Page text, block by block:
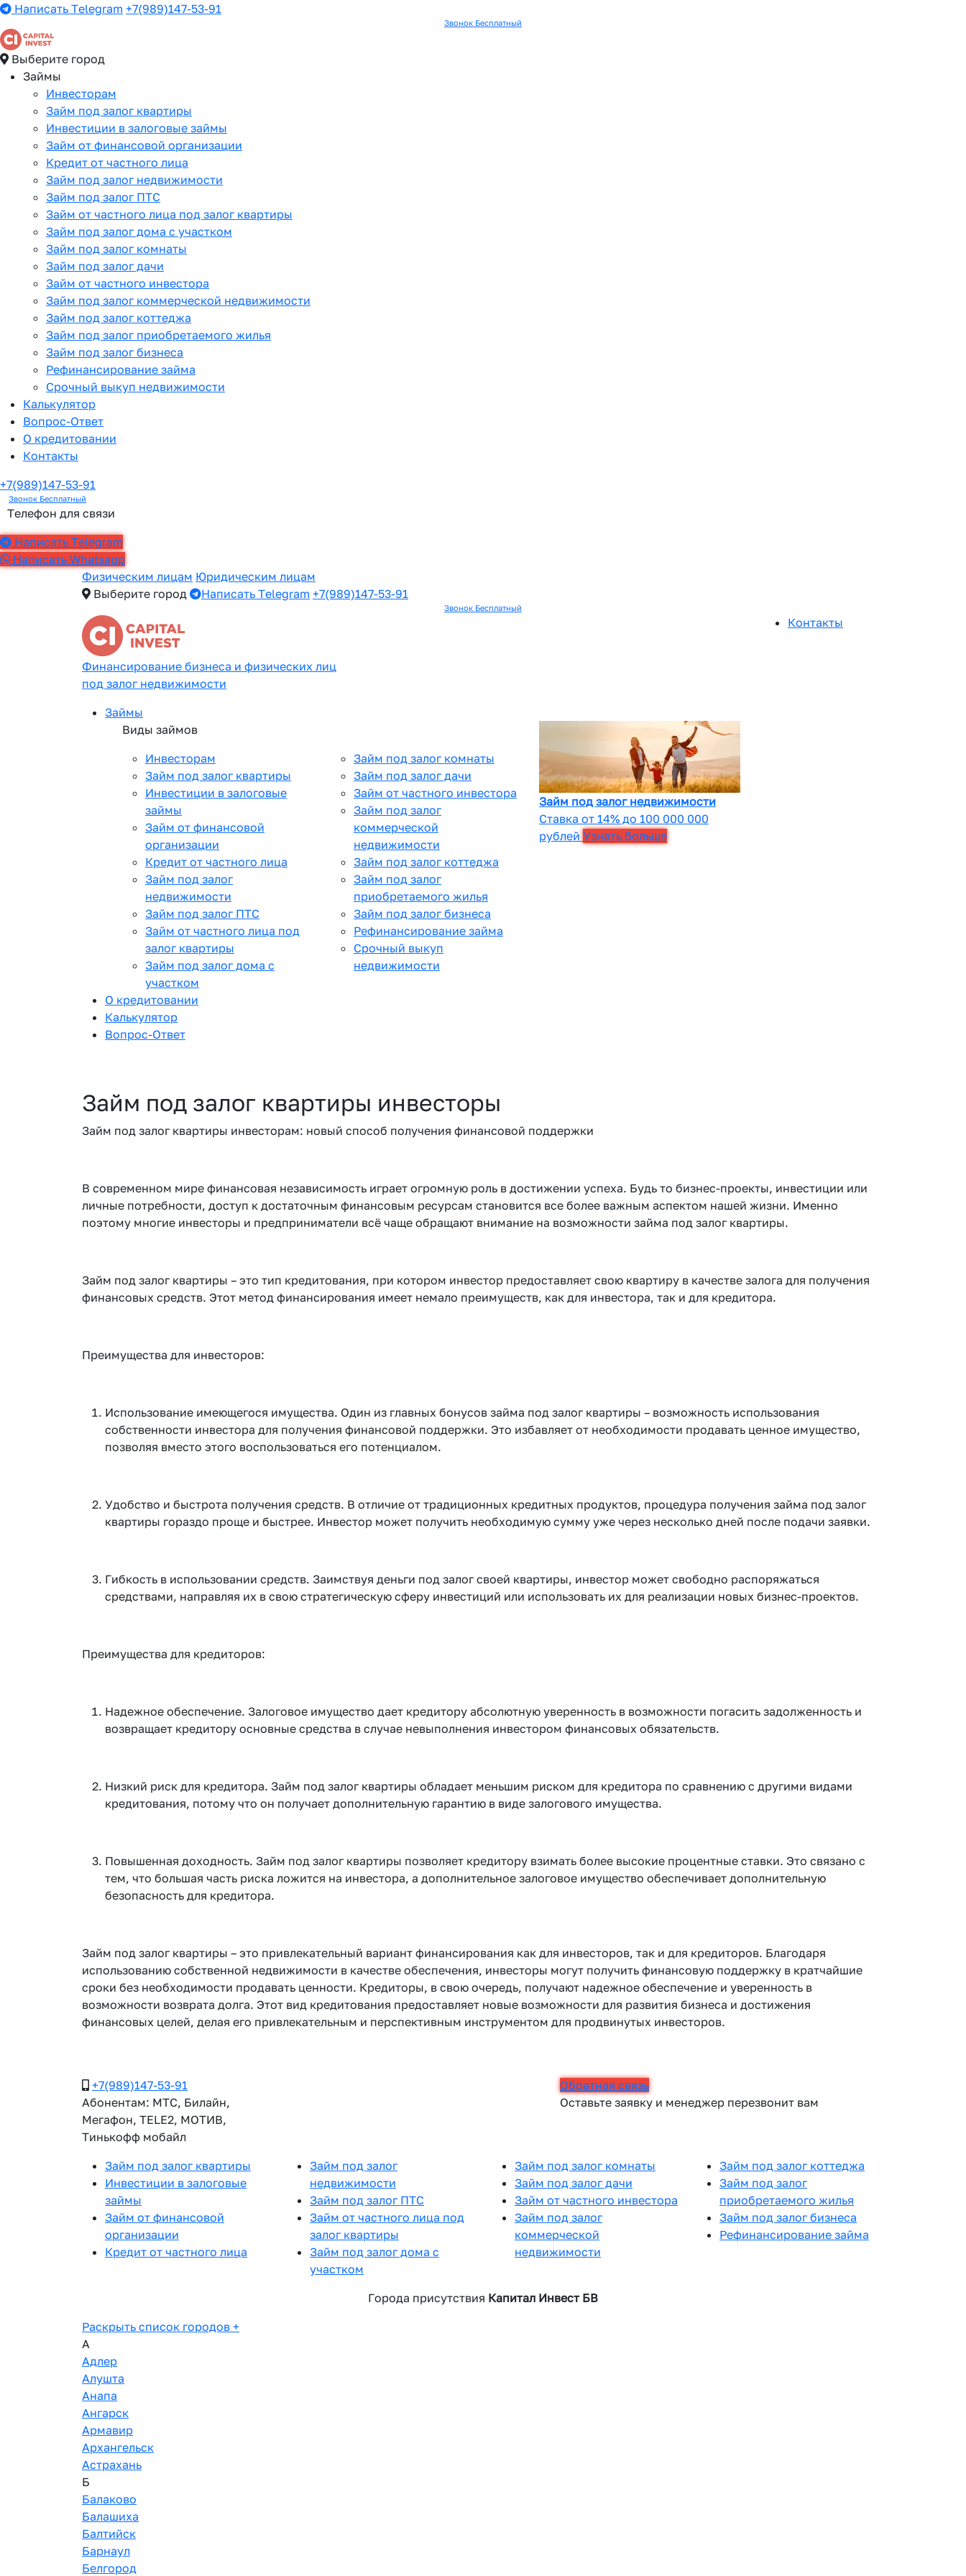
Написать Telegram +7(989)147-53-91
Звонок Бесплатный
Выберите город
Займы
Инвесторам
Займ под залог квартиры
Инвестиции в залоговые займы
Займ от финансовой организации
Кредит от частного лица
Займ под залог недвижимости
Займ под залог ПТС
Займ от частного лица под залог квартиры
Займ под залог дома с участком
Займ под залог комнаты
Займ под залог дачи
Займ от частного инвестора
Займ под залог коммерческой недвижимости
Займ под залог коттеджа
Займ под залог приобретаемого жилья
Займ под залог бизнеса
Рефинансирование займа
Срочный выкуп недвижимости
Калькулятор
Вопрос-Ответ
О кредитовании
Контакты
+7(989)147-53-91
Звонок Бесплатный
Телефон для связи
Написать Telegram
Написать Whatsapp
Физическим лицам Юридическим лицам
Выберите город
Написать Telegram +7(989)147-53-91
Звонок Бесплатный
Финансирование бизнеса и физических лиц
под залог недвижимости
Займы
Виды займов
Инвесторам
Займ под залог квартиры
Инвестиции в залоговые
займы
Займ от финансовой
организации
Кредит от частного лица
Займ под залог
недвижимости
Займ под залог ПТС
Займ от частного лица под
залог квартиры
Займ под залог дома с
участком
Займ под залог комнаты
Займ под залог дачи
Займ от частного инвестора
Займ под залог
коммерческой
недвижимости
Займ под залог коттеджа
Займ под залог
приобретаемого жилья
Займ под залог бизнеса
Рефинансирование займа
Срочный выкуп
недвижимости
Займ под залог недвижимости
Ставка от 14% до 100 000 000
рублей Узнать больше
О кредитовании
Калькулятор
Вопрос-Ответ
Контакты
Займ под залог квартиры инвесторы
Займ под залог квартиры инвесторам: новый способ получения финансовой поддержки
В современном мире финансовая независимость играет огромную роль в достижении успеха. Будь то бизнес-проекты, инвестиции или
личные потребности, доступ к достаточным финансовым ресурсам становится все более важным аспектом нашей жизни. Именно
поэтому многие инвесторы и предприниматели всё чаще обращают внимание на возможности займа под залог квартиры.
Займ под залог квартиры – это тип кредитования, при котором инвестор предоставляет свою квартиру в качестве залога для получения
финансовых средств. Этот метод финансирования имеет немало преимуществ, как для инвестора, так и для кредитора.
Преимущества для инвесторов:
Использование имеющегося имущества. Один из главных бонусов займа под залог квартиры – возможность использования
собственности инвестора для получения финансовой поддержки. Это избавляет от необходимости продавать ценное имущество,
позволяя вместо этого воспользоваться его потенциалом.
Удобство и быстрота получения средств. В отличие от традиционных кредитных продуктов, процедура получения займа под залог
квартиры гораздо проще и быстрее. Инвестор может получить необходимую сумму уже через несколько дней после подачи заявки.
Гибкость в использовании средств. Заимствуя деньги под залог своей квартиры, инвестор может свободно распоряжаться
средствами, направляя их в свою стратегическую сферу инвестиций или использовать их для реализации новых бизнес-проектов.
Преимущества для кредиторов:
Надежное обеспечение. Залоговое имущество дает кредитору абсолютную уверенность в возможности погасить задолженность и
возвращает кредитору основные средства в случае невыполнения инвестором финансовых обязательств.
Низкий риск для кредитора. Займ под залог квартиры обладает меньшим риском для кредитора по сравнению с другими видами
кредитования, потому что он получает дополнительную гарантию в виде залогового имущества.
Повышенная доходность. Займ под залог квартиры позволяет кредитору взимать более высокие процентные ставки. Это связано с
тем, что большая часть риска ложится на инвестора, а дополнительное залоговое имущество обеспечивает дополнительную
безопасность для кредитора.
Займ под залог квартиры – это привлекательный вариант финансирования как для инвесторов, так и для кредиторов. Благодаря
использованию собственной недвижимости в качестве обеспечения, инвесторы могут получить финансовую поддержку в кратчайшие
сроки без необходимости продавать ценности. Кредиторы, в свою очередь, получают надежное обеспечение и уверенность в
возможности возврата долга. Этот вид кредитования предоставляет новые возможности для развития бизнеса и достижения
финансовых целей, делая его привлекательным и перспективным инструментом для продвинутых инвесторов.
+7(989)147-53-91
Абонентам: МТС, Билайн,
Мегафон, TELE2, МОТИВ,
Тинькофф мобайл
Обратная связь
Оставьте заявку и менеджер перезвонит вам
Займ под залог квартиры
Инвестиции в залоговые
займы
Займ от финансовой
организации
Кредит от частного лица
Займ под залог
недвижимости
Займ под залог ПТС
Займ от частного лица под
залог квартиры
Займ под залог дома с
участком
Займ под залог комнаты
Займ под залог дачи
Займ от частного инвестора
Займ под залог
коммерческой
недвижимости
Займ под залог коттеджа
Займ под залог
приобретаемого жилья
Займ под залог бизнеса
Рефинансирование займа
Города присутствия Капитал Инвест БВ
Раскрыть список городов +
А
Адлер
Алушта
Анапа
Ангарск
Армавир
Архангельск
Астрахань
Б
Балаково
Балашиха
Балтийск
Барнаул
Белгород